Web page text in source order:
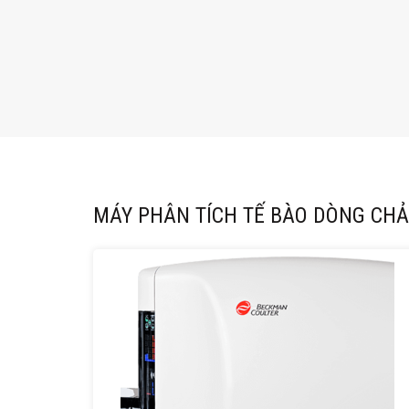
MÁY PHÂN TÍCH TẾ BÀO DÒNG